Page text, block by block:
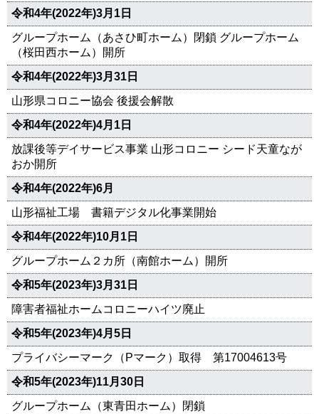
令和4年(2022年)3月1日
グループホーム（あさひ町ホーム）閉鎖 グループホーム
（桜田西ホーム）開所
令和4年(2022年)3月31日
山形県コロニー協会 後援会解散
令和4年(2022年)4月1日
放課後等デイサービス事業 山形コロニー シード天童なが
おか開所
令和4年(2022年)6月
山形福祉工場 書籍デジタル化事業開始
令和4年(2022年)10月1日
グループホーム２カ所（南館ホーム）開所
令和5年(2023年)3月31日
障害者福祉ホームコロニーハイツ廃止
令和5年(2023年)4月5日
プライバシーマーク（Pマーク）取得 第17004613号
令和5年(2023年)11月30日
グループホーム（東青田ホーム）閉鎖